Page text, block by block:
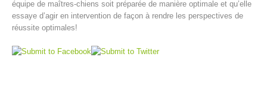
équipe de maîtres-chiens soit préparée de manière optimale et qu’elle
essaye d’agir en intervention de façon à rendre les perspectives de
réussite optimales!